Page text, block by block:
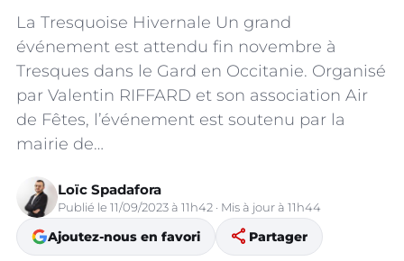
La Tresquoise Hivernale Un grand
événement est attendu fin novembre à
Tresques dans le Gard en Occitanie. Organisé
par Valentin RIFFARD et son association Air
de Fêtes, l’événement est soutenu par la
mairie de…
Loïc Spadafora
Publié le 11/09/2023 à 11h42 · Mis à jour à 11h44
Ajoutez-nous en favori share Partager